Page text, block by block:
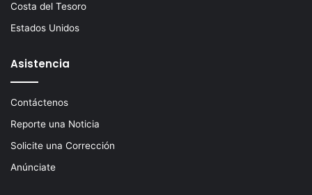
Costa del Tesoro
Estados Unidos
Asistencia
Contáctenos
Reporte una Noticia
Solicite una Corrección
Anúnciate